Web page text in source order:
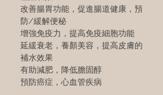
改善腸胃功能，促進腸道健康，預
防/緩解便秘
增強免疫力，提高免疫細胞功能
延緩衰老，養顏美容，提高皮膚的
補水效果
有助減肥，降低膽固醇
預防癌症，心血管疾病